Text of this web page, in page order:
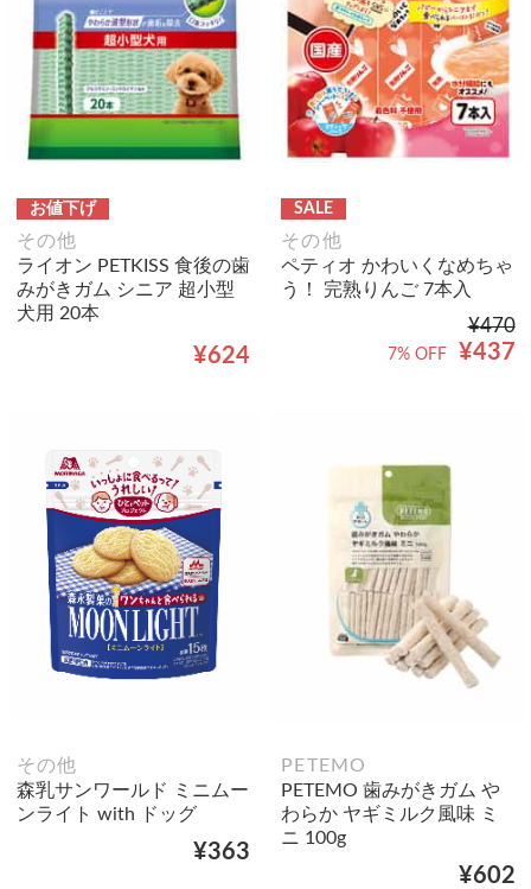
お値下げ
その他
ライオン PETKISS 食後の歯
みがきガム シニア 超小型
犬用 20本
¥624
SALE
その他
ペティオ かわいくなめちゃ
う！ 完熟りんご 7本入
¥470
¥437
7% OFF
その他
森乳サンワールド ミニムー
ンライト with ドッグ
¥363
PETEMO
PETEMO 歯みがきガム や
わらか ヤギミルク風味 ミ
ニ 100g
¥602